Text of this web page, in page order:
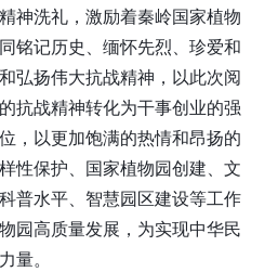
神洗礼，激励着秦岭国家植物
铭记历史、缅怀先烈、珍爱和
弘扬伟大抗战精神，以此次阅
抗战精神转化为干事创业的强
，以更加饱满的热情和昂扬的
性保护、国家植物园创建、文
普水平、智慧园区建设等工作
园高质量发展，为实现中华民
量。